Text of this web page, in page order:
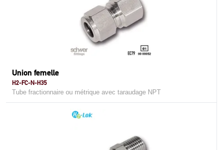
Union femelle
H2-FC-N-H35
Tube fractionnaire ou métrique avec taraudage NPT